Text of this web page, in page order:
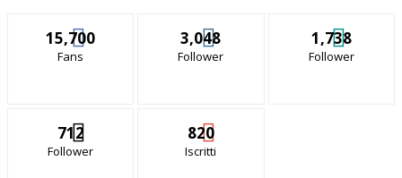
15,700
Fans
3,048
Follower
1,738
Follower
712
Follower
820
Iscritti